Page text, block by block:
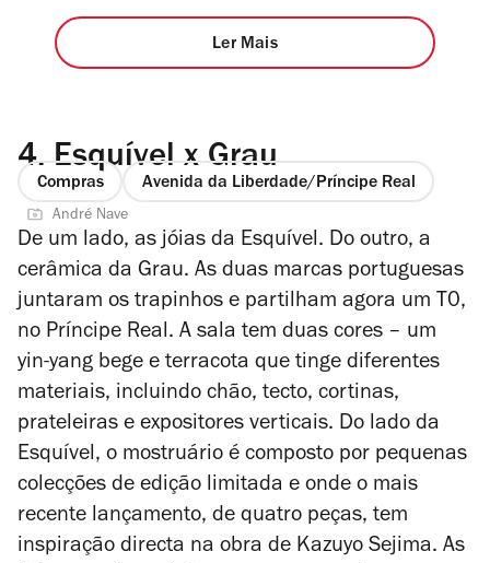
Ler Mais
4. Esquível x Grau
Compras Avenida da Liberdade/Príncipe Real
André Nave
De um lado, as jóias da Esquível. Do outro, a
cerâmica da Grau. As duas marcas portuguesas
juntaram os trapinhos e partilham agora um T0,
no Príncipe Real. A sala tem duas cores – um
yin-yang bege e terracota que tinge diferentes
materiais, incluindo chão, tecto, cortinas,
prateleiras e expositores verticais. Do lado da
Esquível, o mostruário é composto por pequenas
colecções de edição limitada e onde o mais
recente lançamento, de quatro peças, tem
inspiração directa na obra de Kazuyo Sejima. As